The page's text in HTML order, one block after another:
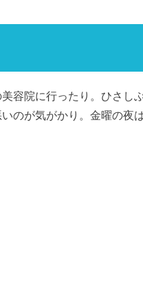
容院に行ったり。ひさし
のが気がかり。金曜の夜